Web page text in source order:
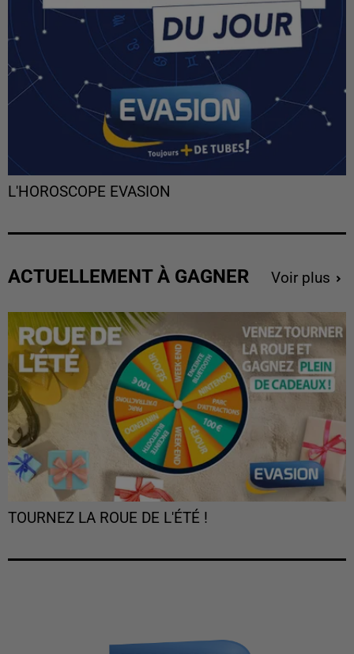
L'HOROSCOPE EVASION
ACTUELLEMENT À GAGNER Voir plus
TOURNEZ LA ROUE DE L'ÉTÉ !